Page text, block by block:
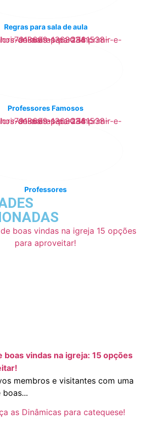
Regras para sala de aula
Professores Famosos
Professores
boas vindas na igreja: 15 opções
membros e visitantes com uma